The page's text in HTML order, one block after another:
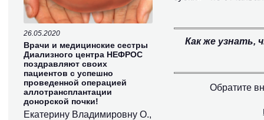
Как же узнать,
Обратите
26.05.2020
Врачи и медицинские сестры
Диализного центра НЕФРОС
поздравляют своих
пациентов с успешно
проведенной операцией
аллотрансплантации
донорской почки!
Екатерину Владимировну О.,